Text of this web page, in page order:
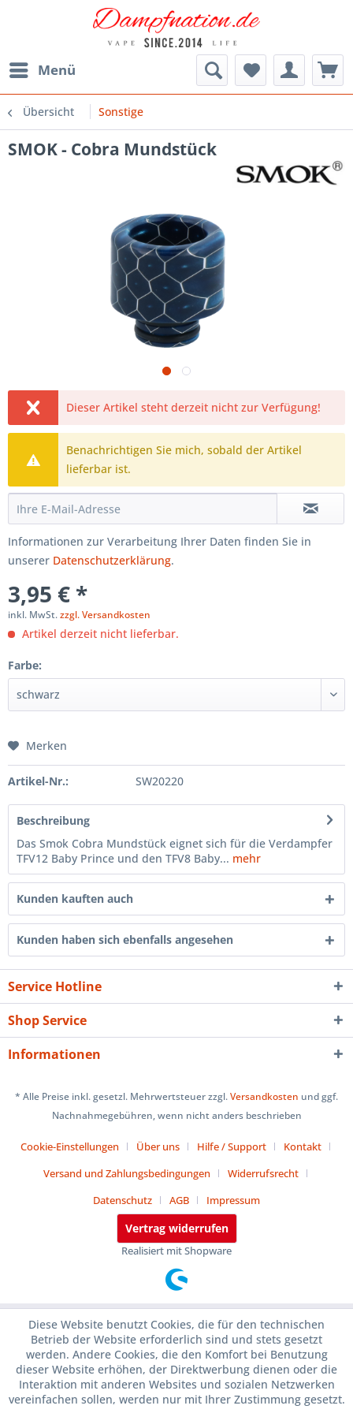
Menü
Übersicht Sonstige
SMOK - Cobra Mundstück
Dieser Artikel steht derzeit nicht zur Verfügung!
Benachrichtigen Sie mich, sobald der Artikel
lieferbar ist.
Informationen zur Verarbeitung Ihrer Daten finden Sie in
unserer Datenschutzerklärung.
3,95 € *
inkl. MwSt.zzgl. Versandkosten
Artikel derzeit nicht lieferbar.
Farbe:
Merken
Artikel-Nr.: SW20220
Beschreibung
Das Smok Cobra Mundstück eignet sich für die Verdampfer
TFV12 Baby Prince und den TFV8 Baby... mehr
Kunden kauften auch
Kunden haben sich ebenfalls angesehen
Service Hotline
Shop Service
Informationen
* Alle Preise inkl. gesetzl. Mehrwertsteuer zzgl.Versandkosten und ggf.
Nachnahmegebühren, wenn nicht anders beschrieben
Cookie-Einstellungen Über uns Hilfe / Support
Kontakt
Versand und Zahlungsbedingungen
Widerrufsrecht
Datenschutz
AGB Impressum
Vertrag widerrufen
Realisiert mit Shopware
Diese Website benutzt Cookies, die für den technischen
Betrieb der Website erforderlich sind und stets gesetzt
werden. Andere Cookies, die den Komfort bei Benutzung
dieser Website erhöhen, der Direktwerbung dienen oder die
Interaktion mit anderen Websites und sozialen Netzwerken
vereinfachen sollen, werden nur mit Ihrer Zustimmung gesetzt.